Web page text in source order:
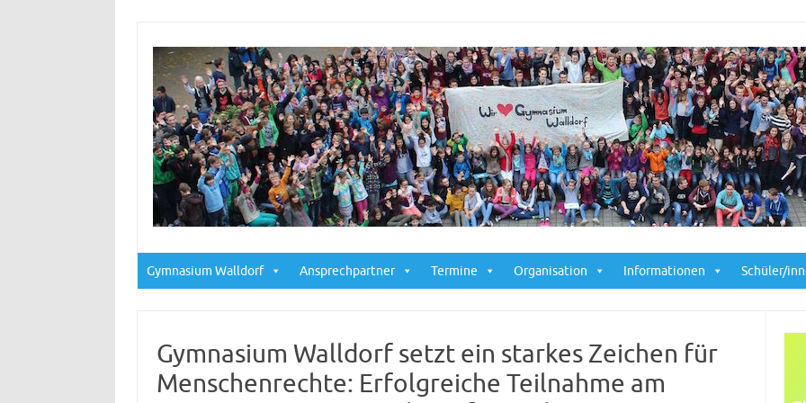
Gymnasium Walldorf
Ansprechpartner Termine Organisation Informationen Schüler/
Gymnasium Walldorf setzt ein starkes Zeichen für
Menschenrechte: Erfolgreiche Teilnahme am